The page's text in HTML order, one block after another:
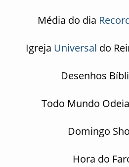
Média do dia
Igreja Universal do
Desenhos
Todo Mundo
Domingo
Hora do